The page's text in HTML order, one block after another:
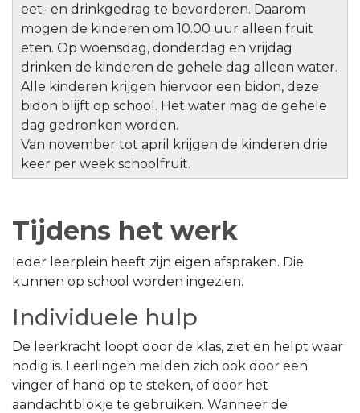
eet- en drinkgedrag te bevorderen. Daarom
mogen de kinderen om 10.00 uur alleen fruit
eten. Op woensdag, donderdag en vrijdag
drinken de kinderen de gehele dag alleen water.
Alle kinderen krijgen hiervoor een bidon, deze
bidon blijft op school. Het water mag de gehele
dag gedronken worden.
Van november tot april krijgen de kinderen drie
keer per week schoolfruit.
Tijdens het werk
Ieder leerplein heeft zijn eigen afspraken. Die
kunnen op school worden ingezien.
Individuele hulp
De leerkracht loopt door de klas, ziet en helpt waar
nodig is. Leerlingen melden zich ook door een
vinger of hand op te steken, of door het
aandachtblokje te gebruiken. Wanneer de